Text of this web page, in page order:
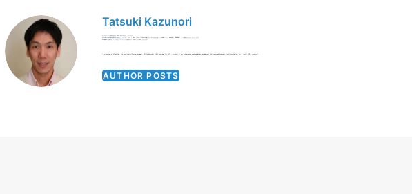
Tatsuki Kazunori
AUTHOR POSTS